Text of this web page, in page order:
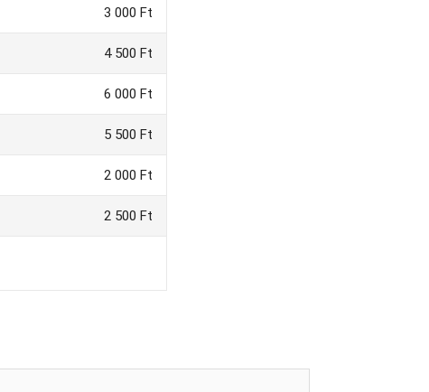
3 000 Ft
4 500 Ft
6 000 Ft
5 500 Ft
2 000 Ft
2 500 Ft